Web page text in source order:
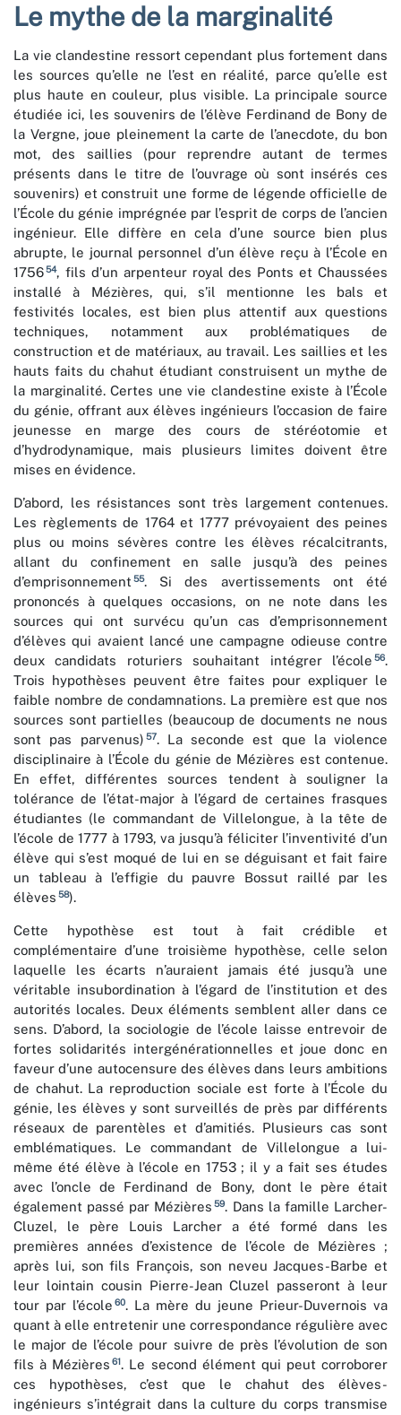
Le mythe de la marginalité
La vie clandestine ressort cependant plus fortement dans
les sources qu’elle ne l’est en réalité, parce qu’elle est
plus haute en couleur, plus visible. La principale source
étudiée ici, les souvenirs de l’élève Ferdinand de Bony de
la Vergne, joue pleinement la carte de l’anecdote, du bon
mot, des saillies (pour reprendre autant de termes
présents dans le titre de l’ouvrage où sont insérés ces
souvenirs) et construit une forme de légende officielle de
l’École du génie imprégnée par l’esprit de corps de l’ancien
ingénieur. Elle diffère en cela d’une source bien plus
abrupte, le journal personnel d’un élève reçu à l’École en
175654, fils d’un arpenteur royal des Ponts et Chaussées
installé à Mézières, qui, s’il mentionne les bals et
festivités locales, est bien plus attentif aux questions
techniques, notamment aux problématiques de
construction et de matériaux, au travail. Les saillies et les
hauts faits du chahut étudiant construisent un mythe de
la marginalité. Certes une vie clandestine existe à l’École
du génie, offrant aux élèves ingénieurs l’occasion de faire
jeunesse en marge des cours de stéréotomie et
d’hydrodynamique, mais plusieurs limites doivent être
mises en évidence.
D’abord, les résistances sont très largement contenues.
Les règlements de 1764 et 1777 prévoyaient des peines
plus ou moins sévères contre les élèves récalcitrants,
allant du confinement en salle jusqu’à des peines
d’emprisonnement 55. Si des avertissements ont été
prononcés à quelques occasions, on ne note dans les
sources qui ont survécu qu’un cas d’emprisonnement
d’élèves qui avaient lancé une campagne odieuse contre
deux candidats roturiers souhaitant intégrer l’école 56.
Trois hypothèses peuvent être faites pour expliquer le
faible nombre de condamnations. La première est que nos
sources sont partielles (beaucoup de documents ne nous
sont pas parvenus) 57. La seconde est que la violence
disciplinaire à l’École du génie de Mézières est contenue.
En effet, différentes sources tendent à souligner la
tolérance de l’état-major à l’égard de certaines frasques
étudiantes (le commandant de Villelongue, à la tête de
l’école de 1777 à 1793, va jusqu’à féliciter l’inventivité d’un
élève qui s’est moqué de lui en se déguisant et fait faire
un tableau à l’effigie du pauvre Bossut raillé par les
élèves 58).
Cette hypothèse est tout à fait crédible et
complémentaire d’une troisième hypothèse, celle selon
laquelle les écarts n’auraient jamais été jusqu’à une
véritable insubordination à l’égard de l’institution et des
autorités locales. Deux éléments semblent aller dans ce
sens. D’abord, la sociologie de l’école laisse entrevoir de
fortes solidarités intergénérationnelles et joue donc en
faveur d’une autocensure des élèves dans leurs ambitions
de chahut. La reproduction sociale est forte à l’École du
génie, les élèves y sont surveillés de près par différents
réseaux de parentèles et d’amitiés. Plusieurs cas sont
emblématiques. Le commandant de Villelongue a lui-
même été élève à l’école en 1753 ; il y a fait ses études
avec l’oncle de Ferdinand de Bony, dont le père était
également passé par Mézières 59. Dans la famille Larcher-
Cluzel, le père Louis Larcher a été formé dans les
premières années d’existence de l’école de Mézières ;
après lui, son fils François, son neveu Jacques-Barbe et
leur lointain cousin Pierre-Jean Cluzel passeront à leur
tour par l’école 60. La mère du jeune Prieur-Duvernois va
quant à elle entretenir une correspondance régulière avec
le major de l’école pour suivre de près l’évolution de son
fils à Mézières 61. Le second élément qui peut corroborer
ces hypothèses, c’est que le chahut des élèves-
ingénieurs s’intégrait dans la culture du corps transmise